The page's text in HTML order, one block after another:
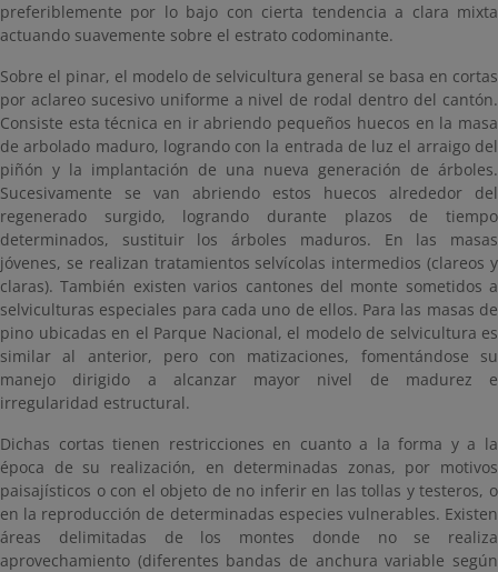
preferiblemente por lo bajo con cierta tendencia a clara mixta
actuando suavemente sobre el estrato codominante.
Sobre el pinar, el modelo de selvicultura general se basa en cortas
por aclareo sucesivo uniforme a nivel de rodal dentro del cantón.
Consiste esta técnica en ir abriendo pequeños huecos en la masa
de arbolado maduro, logrando con la entrada de luz el arraigo del
piñón y la implantación de una nueva generación de árboles.
Sucesivamente se van abriendo estos huecos alrededor del
regenerado surgido, logrando durante plazos de tiempo
determinados, sustituir los árboles maduros. En las masas
jóvenes, se realizan tratamientos selvícolas intermedios (clareos y
claras). También existen varios cantones del monte sometidos a
selviculturas especiales para cada uno de ellos. Para las masas de
pino ubicadas en el Parque Nacional, el modelo de selvicultura es
similar al anterior, pero con matizaciones, fomentándose su
manejo dirigido a alcanzar mayor nivel de madurez e
irregularidad estructural.
Dichas cortas tienen restricciones en cuanto a la forma y a la
época de su realización, en determinadas zonas, por motivos
paisajísticos o con el objeto de no inferir en las tollas y testeros, o
en la reproducción de determinadas especies vulnerables. Existen
áreas delimitadas de los montes donde no se realiza
aprovechamiento (diferentes bandas de anchura variable según